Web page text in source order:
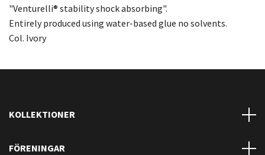
"Venturelli® stability shock absorbing".
Entirely produced using water-based glue no solvents.
Col. Ivory
KOLLEKTIONER
FÖRENINGAR